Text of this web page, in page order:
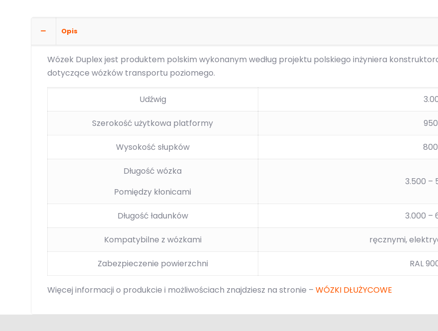
Opis
Wózek Duplex jest produktem polskim wykonanym według projektu polskiego inżyniera
dotyczące wózków transportu poziomego.
Udźwig
Szerokość użytkowa platformy
Wysokość słupków
Długość wózka
Pomiędzy kłonicami
3.500 –
Długość ładunków 3.000 –
Kompatybilne z wózkami ręcznymi,
Zabezpieczenie powierzchni RAL
Więcej informacji o produkcie i możliwościach znajdziesz na stronie – WÓZKI DŁUŻYCOWE